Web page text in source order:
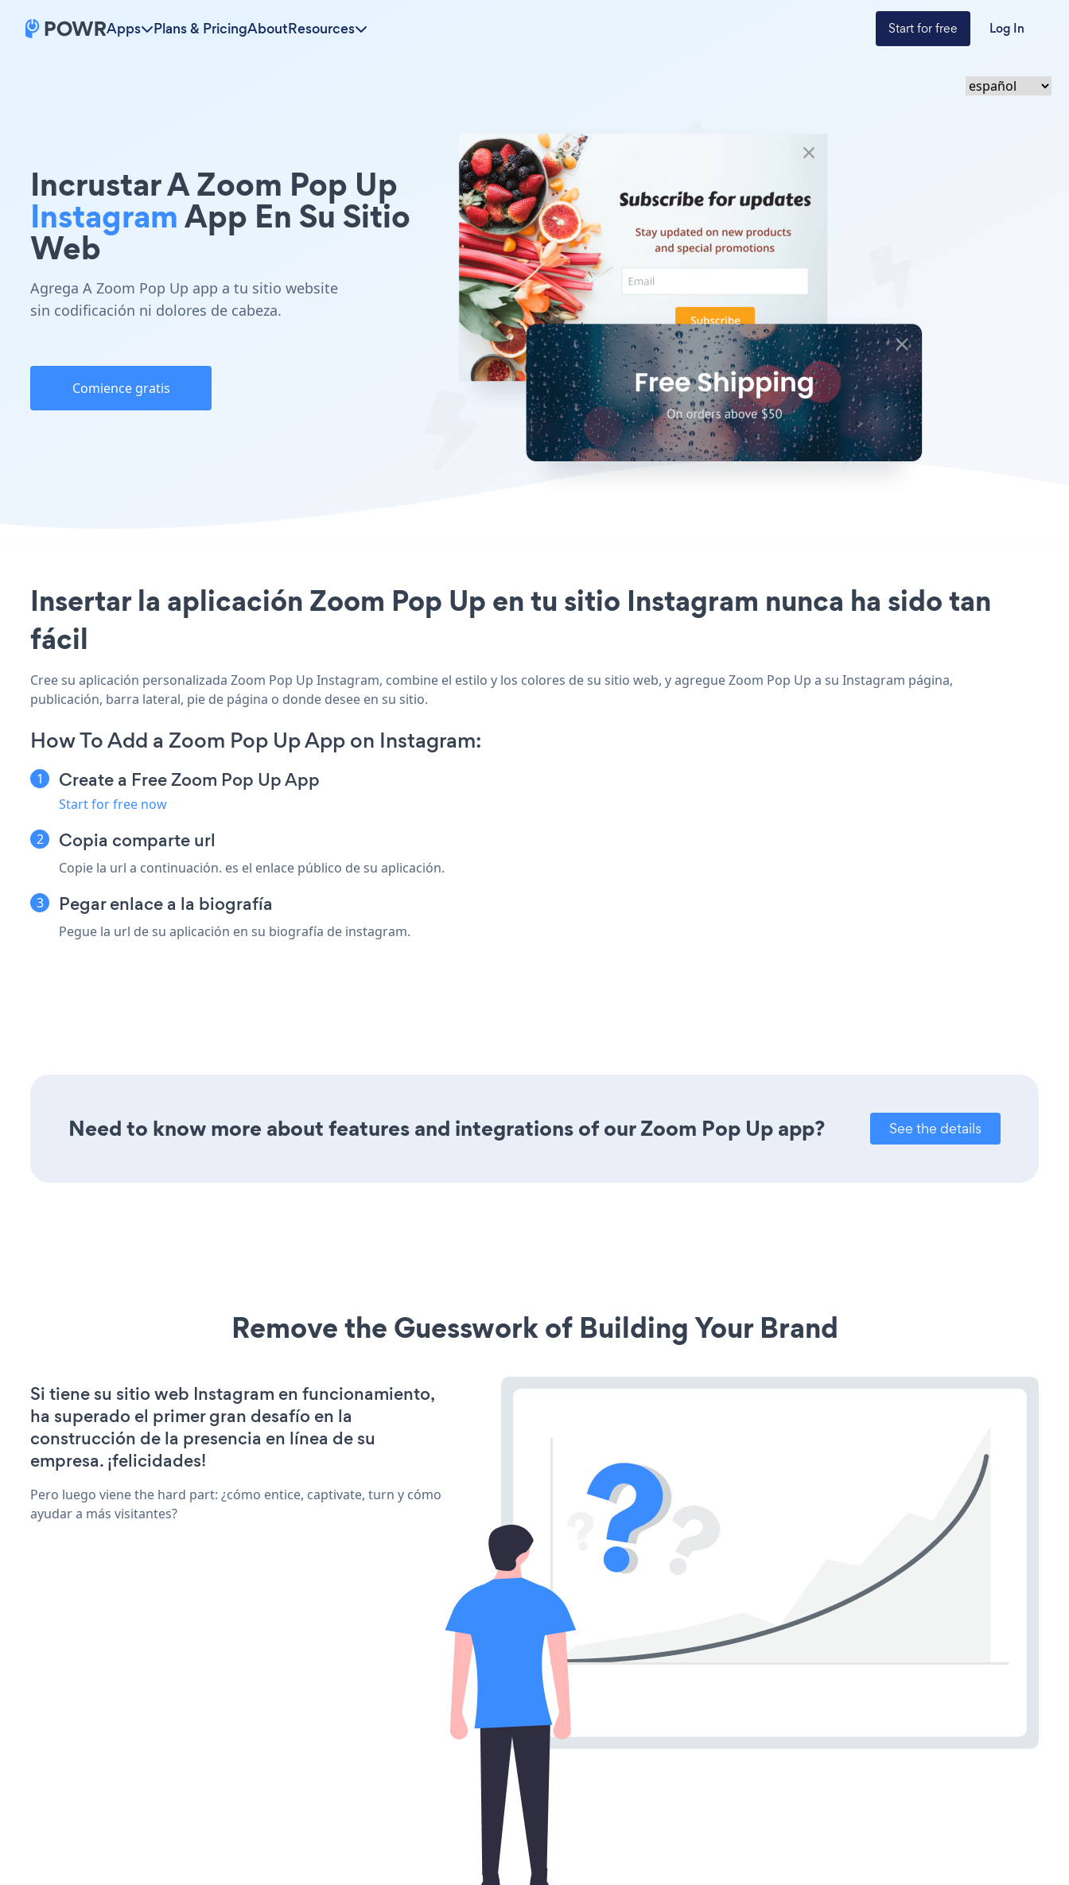
Apps Plans & PricingAboutResources Start for free Log In
Incrustar A Zoom Pop Up
InstagramApp En Su Sitio
Web
Agrega A Zoom Pop Up app a tu sitio website
sin codificación ni dolores de cabeza.
Comience gratis
Insertar la aplicación Zoom Pop Up en tu sitio Instagram nunca ha sido tan
fácil
Cree su aplicación personalizada Zoom Pop Up Instagram, combine el estilo y los colores de su sitio web, y agregue Zoom Pop Up a su Instagram página,
publicación, barra lateral, pie de página o donde desee en su sitio.
How To Add a Zoom Pop Up App on Instagram:
Create a Free Zoom Pop Up App
Start for free now
Copia comparte url
Copie la url a continuación. es el enlace público de su aplicación.
Pegar enlace a la biografía
Pegue la url de su aplicación en su biografía de instagram.
Need to know more about features and integrations of our Zoom Pop Up app? See the details
Remove the Guesswork of Building Your Brand
Si tiene su sitio web Instagram en funcionamiento,
ha superado el primer gran desafío en la
construcción de la presencia en línea de su
empresa. ¡felicidades!
Pero luego viene the hard part: ¿cómo entice, captivate, turn y cómo
ayudar a más visitantes?